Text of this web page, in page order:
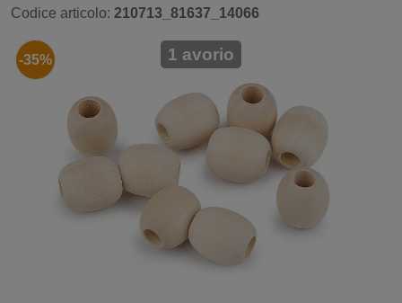
Codice articolo: 210713_81637_14066
-35% 1 avorio